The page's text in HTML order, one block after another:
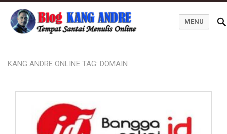
Kang Andre Online
MENU
KANG ANDRE ONLINE TAG: DOMAIN